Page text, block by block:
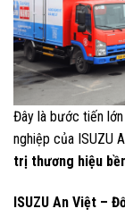
Đây là bước tiến
nghiệp của ISUZU
trị thương hiệu
ISUZU An Việt –